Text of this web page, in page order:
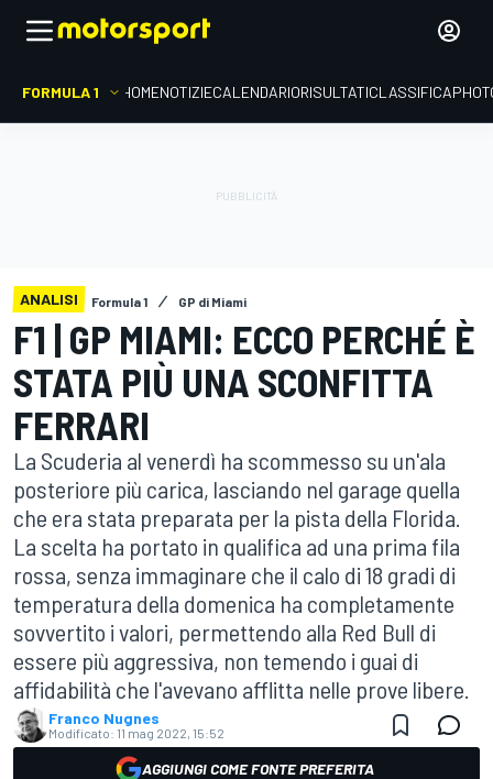
FORMULA 1 HOMENOTIZIECALENDARIORISULTATICLASSIFICA
ANALISI Formula 1 GP di Miami
F1 | GP MIAMI: ECCO PERCHÉ È
STATA PIÙ UNA SCONFITTA
FERRARI
La Scuderia al venerdì ha scommesso su un'ala
posteriore più carica, lasciando nel garage quella
che era stata preparata per la pista della Florida.
La scelta ha portato in qualifica ad una prima fila
rossa, senza immaginare che il calo di 18 gradi di
temperatura della domenica ha completamente
sovvertito i valori, permettendo alla Red Bull di
essere più aggressiva, non temendo i guai di
affidabilità che l'avevano afflitta nelle prove libere.
Franco Nugnes
Modificato: 11 mag 2022, 15:52
AGGIUNGI COME FONTE PREFERITA